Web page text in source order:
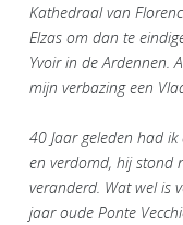
Kathedraal van
Elzas om dan te
Yvoir in de Ardennen.
mijn verbazing een
40 Jaar geleden had
en verdomd, hij stond
veranderd. Wat wel is
jaar oude Ponte